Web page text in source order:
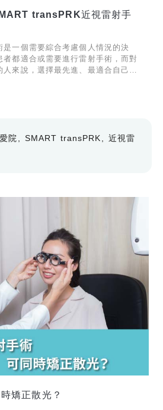
transPRK近視雷射手
是一個需要綜合考慮個人情況的決
者都適合或需要進行雷射手術，而對
來說，選擇最先進、最適合自己的
院 SMART transPRK
近視雷
矯正散光？